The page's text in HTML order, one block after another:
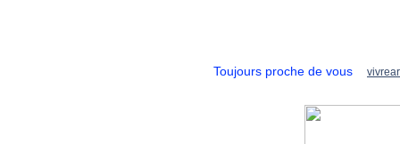
Toujours proche de vous